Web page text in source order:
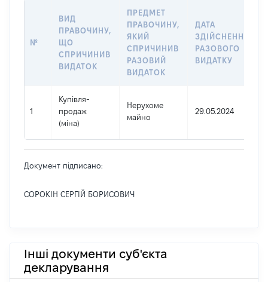
№
ВИД
ПРАВОЧИНУ,
ЩО
СПРИЧИНИВ
ВИДАТОК
ПРЕДМЕТ
ПРАВОЧИНУ,
ЯКИЙ
СПРИЧИНИВ
РАЗОВИЙ
ВИДАТОК
ДАТА
ЗДІЙСНЕННЯ
РАЗОВОГО
ВИДАТКУ
1
Купівля-
продаж
(міна)
Нерухоме
майно
29.05.2024
Документ підписано:
СОРОКІН СЕРГІЙ БОРИСОВИЧ
Інші документи суб'єкта
декларування